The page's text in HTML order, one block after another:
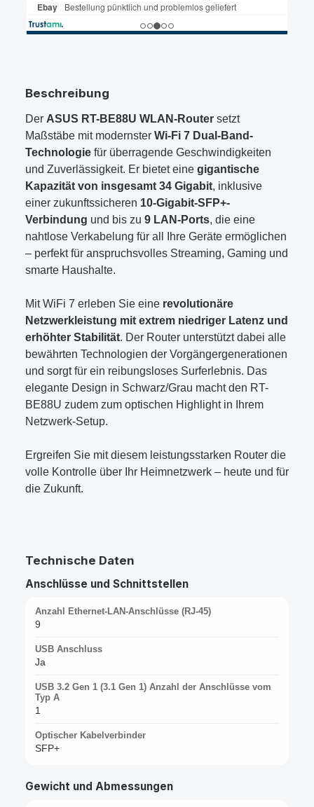
Beschreibung
Der ASUS RT-BE88U WLAN-Router setzt
Maßstäbe mit modernster Wi‑Fi 7 Dual-Band-
Technologie für überragende Geschwindigkeiten
und Zuverlässigkeit. Er bietet eine gigantische
Kapazität von insgesamt 34 Gigabit, inklusive
einer zukunftssicheren 10-Gigabit-SFP+-
Verbindung und bis zu 9 LAN-Ports, die eine
nahtlose Verkabelung für all Ihre Geräte ermöglichen
– perfekt für anspruchsvolles Streaming, Gaming und
smarte Haushalte.
Mit WiFi 7 erleben Sie eine revolutionäre
Netzwerkleistung mit extrem niedriger Latenz und
erhöhter Stabilität. Der Router unterstützt dabei alle
bewährten Technologien der Vorgängergenerationen
und sorgt für ein reibungsloses Surferlebnis. Das
elegante Design in Schwarz/Grau macht den RT-
BE88U zudem zum optischen Highlight in Ihrem
Netzwerk-Setup.
Ergreifen Sie mit diesem leistungsstarken Router die
volle Kontrolle über Ihr Heimnetzwerk – heute und für
die Zukunft.
Technische Daten
Anschlüsse und Schnittstellen
Anzahl Ethernet-LAN-Anschlüsse (RJ-45)
9
USB Anschluss
Ja
USB 3.2 Gen 1 (3.1 Gen 1) Anzahl der Anschlüsse vom
Typ A
1
Optischer Kabelverbinder
SFP+
Gewicht und Abmessungen